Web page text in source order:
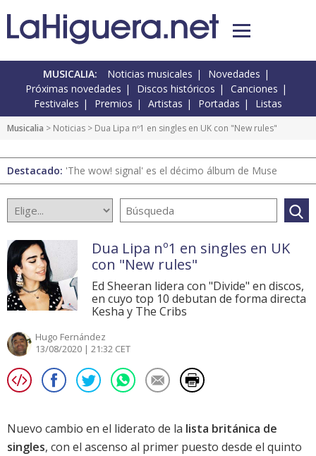
MUSICALIA: Noticias musicales
Novedades
Próximas novedades
Discos históricos
Canciones
Festivales
Premios Artistas Portadas Listas
Musicalia > Noticias > Dua Lipa nº1 en singles en UK con "New rules"
Destacado: 'The wow! signal' es el décimo álbum de Muse
Dua Lipa nº1 en singles en UK
con "New rules"
Ed Sheeran lidera con "Divide" en discos,
en cuyo top 10 debutan de forma directa
Kesha y The Cribs
Hugo Fernández
13/08/2020 | 21:32 CET
Nuevo cambio en el liderato de la lista británica de
singles, con el ascenso al primer puesto desde el quinto